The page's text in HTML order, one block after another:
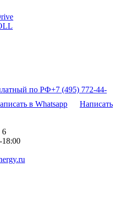
по РФ+7 (495) 772-44-
в Whatsapp
Написать
6